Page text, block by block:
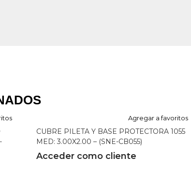
CUBRE PILETA Y BASE PROTECTORA 1055
MED: 3.00X2.00 – (SNE-CB055)
Acceder como cliente
Agregar a favoritos